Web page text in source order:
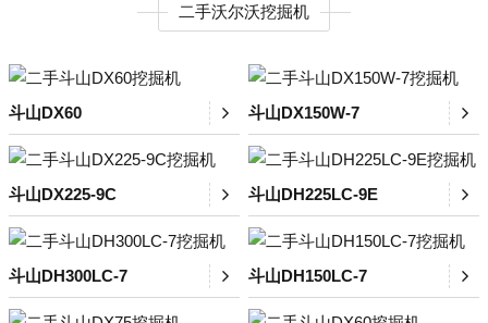
二手沃尔沃挖掘机
斗山DX60 斗山DX150W-7
斗山DX225-9C 斗山DH225LC-9E
斗山DH300LC-7 斗山DH150LC-7